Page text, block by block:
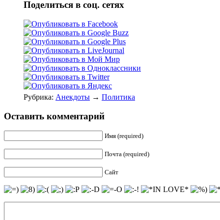
Поделиться в соц. сетях
Рубрика: Анекдоты → Политика
Оставить комментарий
Имя (required)
Почта (required)
Сайт